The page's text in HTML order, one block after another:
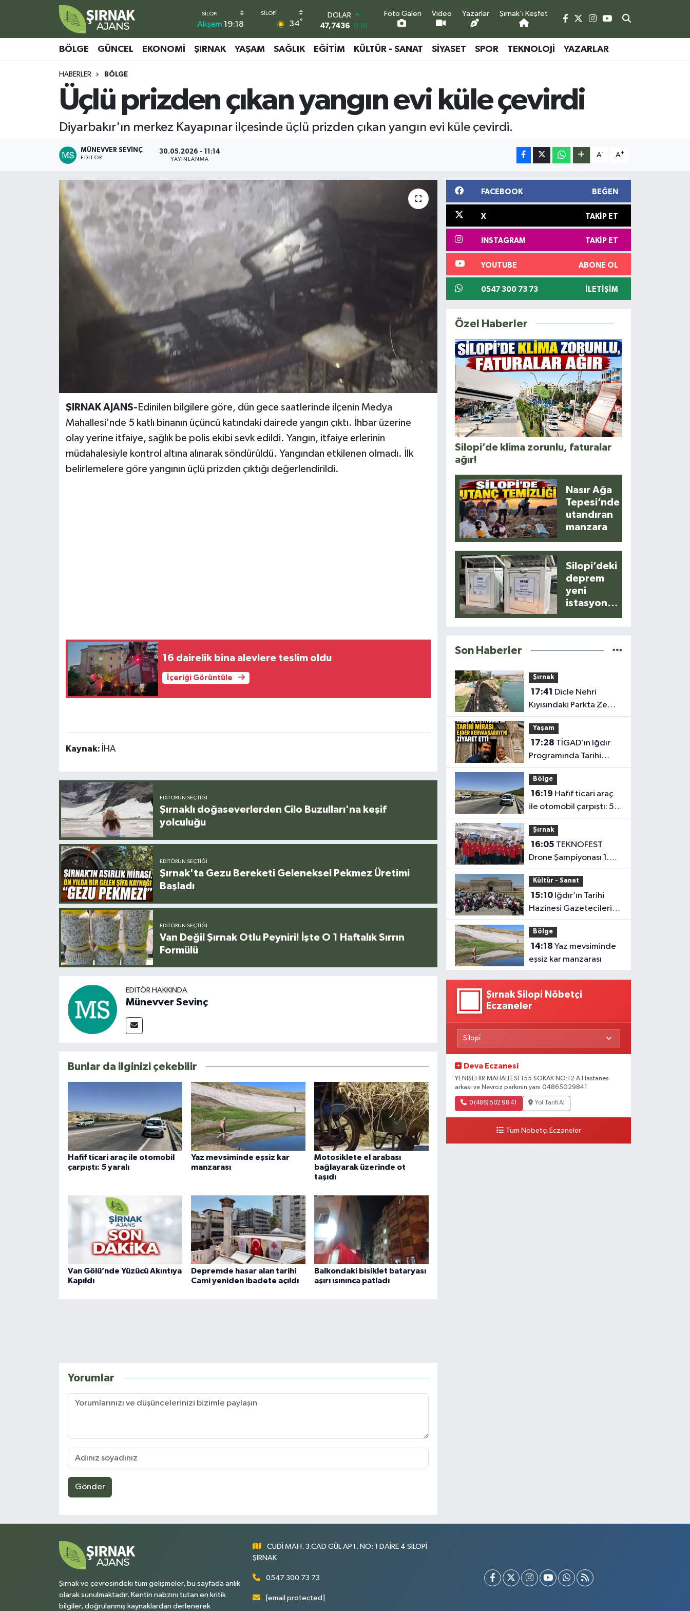
Akşam 19:18 34°
DOLAR
47,7436 0.18
55,2510
0.32
BİST100
13.779 -14
BITCOIN
64.944,08 -0.18
Foto Galeri Video Yazarlar Şırnak'ı Keşfet
BÖLGE GÜNCEL EKONOMI ŞIRNAK YAŞAM SAĞLIK EĞITIM KÜLTÜR - SANAT SIYASET SPOR TEKNOLOJI YAZARLAR
HABERLER BÖLGE
Üçlü prizden çıkan yangın evi küle çevirdi
Diyarbakır'ın merkez Kayapınar ilçesinde üçlü prizden çıkan yangın evi küle çevirdi.
MÜNEVVER SEVINÇ
EDITÖR
30.05.2026 - 11:14
YAYINLANMA
A- A+
ŞIRNAK AJANS- Edinilen bilgilere göre, dün gece saatlerinde ilçenin Medya
Mahallesi'nde 5 katlı binanın üçüncü katındaki dairede yangın çıktı. İhbar üzerine
olay yerine itfaiye, sağlık be polis ekibi sevk edildi. Yangın, itfaiye erlerinin
müdahalesiyle kontrol altına alınarak söndürüldü. Yangından etkilenen olmadı. İlk
belirlemelere göre yangının üçlü prizden çıktığı değerlendirildi.
16 dairelik bina alevlere teslim oldu
İçeriği Görüntüle
Kaynak: İHA
EDITÖRÜN SEÇTIĞI
Şırnaklı doğaseverlerden Cilo Buzulları'na keşif
yolculuğu
EDITÖRÜN SEÇTIĞI
Şırnak'ta Gezu Bereketi Geleneksel Pekmez Üretimi
Başladı
EDITÖRÜN SEÇTIĞI
Van Değil Şırnak Otlu Peyniri! İşte O 1 Haftalık Sırrın
Formülü
EDITÖR HAKKINDA
Münevver Sevinç
Bunlar da ilginizi çekebilir
Hafif ticari araç ile otomobil
çarpıştı: 5 yaralı
Yaz mevsiminde eşsiz kar
manzarası
Motosiklete el arabası
bağlayarak üzerinde ot
taşıdı
Van Gölü’nde Yüzücü Akıntıya
Kapıldı
Depremde hasar alan tarihi
Cami yeniden ibadete açıldı
Balkondaki bisiklet bataryası
aşırı ısınınca patladı
Yorumlar
Gönder
FACEBOOK BEĞEN
X TAKIP ET
INSTAGRAM TAKIP ET
YOUTUBE ABONE OL
0547 300 73 73 İLETIŞIM
Özel Haberler
Silopi’de klima zorunlu, faturalar
ağır!
Nasır Ağa
Tepesi’nde
utandıran
manzara
Silopi’deki
deprem
yeni
istasyonla
Son Haberler
Şırnak
17:41
Kıyısındaki Parkta Zemin
Çökmesi
Yaşam
17:28
Programında Tarihi
Ejder Kervansarayı
Ziyareti
Bölge
16:19
ile otomobil çarpıştı: 5
yaralı
Şırnak
16:05
Drone Şampiyonası 1.
Etabı Şırnak’ta Başladı
Kültür - Sanat
15:10Iğdır’ın Tarihi
Hazinesi Gazetecileri
Ağırladı
Bölge
14:18
eşsiz kar manzarası
Şırnak Silopi Nöbetçi
Eczaneler
Deva Eczanesi
YENİŞEHİR MAHALLESİ 155 SOKAK NO:12 A Hastanes
arkası ve Nevroz parkının yanı 04865029841
0 (486) 502 98 41 Yol Tarifi Al
Tüm Nöbetçi Eczaneler
Şırnak ve çevresindeki tüm gelişmeler, bu sayfada anlık
olarak sunulmaktadır. Kentin nabzını tutan en kritik
bilgiler, doğrulanmış kaynaklardan derlenerek
CUDİ MAH. 3.CAD GÜL APT. NO: 1 DAİRE 4 SİLOPİ
ŞIRNAK
0547 300 73 73
[email protected]
Bölge
Ekonomi
Kültür - Sanat
Şırnak Nöbetçi Eczaneler
Şirnak Namaz Vakitleri
Şırnak Trafik Yoğunluk Haritası
Son Dakika Haberleri
Haber Arşivi